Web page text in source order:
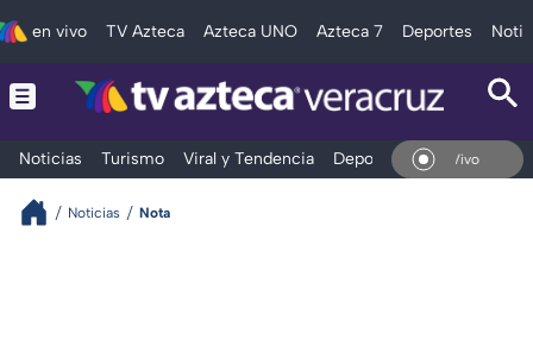
en vivo TV Azteca Azteca UNO Azteca 7 Deportes
Noticias Turismo Viral y Tendencia Deportes Espectáculos
En Vivo
Noticias Nota